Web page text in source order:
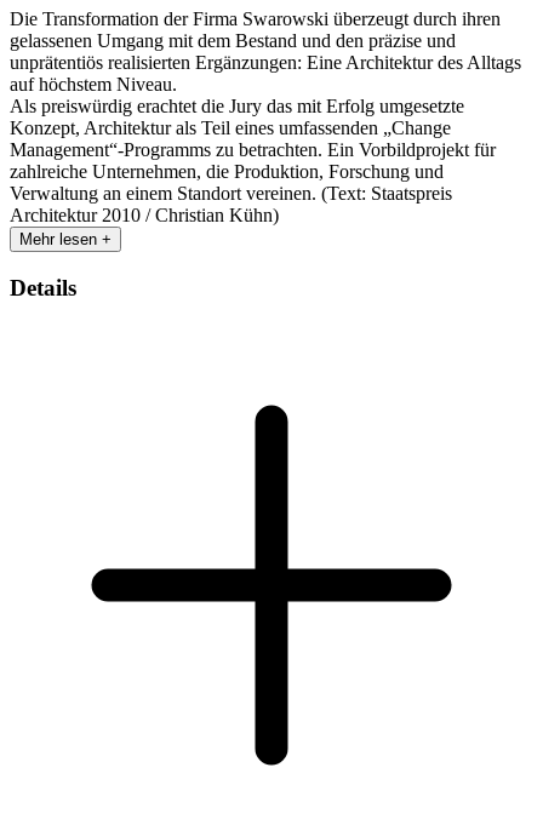
Die Transformation der Firma Swarowski überzeugt durch ihren
gelassenen Umgang mit dem Bestand und den präzise und
unprätentiös realisierten Ergänzungen: Eine Architektur des Alltags
auf höchstem Niveau.
Als preiswürdig erachtet die Jury das mit Erfolg umgesetzte
Konzept, Architektur als Teil eines umfassenden „Change
Management“-Programms zu betrachten. Ein Vorbildprojekt für
zahlreiche Unternehmen, die Produktion, Forschung und
Verwaltung an einem Standort vereinen. (Text: Staatspreis
Architektur 2010 / Christian Kühn)
Mehr lesen +
Details